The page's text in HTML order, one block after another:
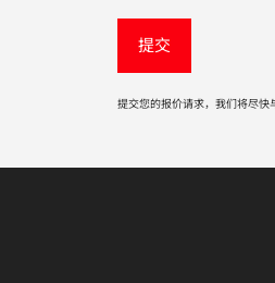
提交您的报价请求，我们将尽快